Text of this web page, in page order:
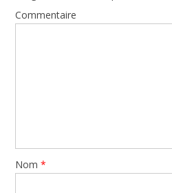
Commentaire
Nom*